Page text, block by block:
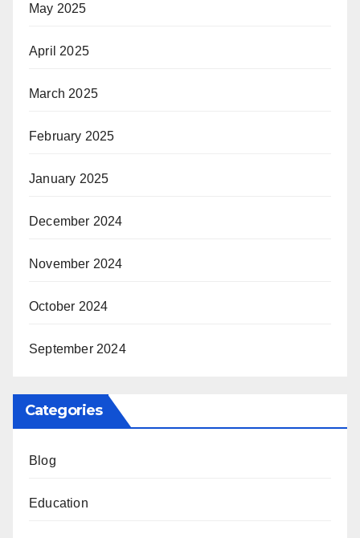
May 2025
April 2025
March 2025
February 2025
January 2025
December 2024
November 2024
October 2024
September 2024
Categories
Blog
Education